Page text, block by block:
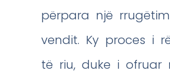
përpara një
vendit. Ky proces i
të riu, duke i ofruar